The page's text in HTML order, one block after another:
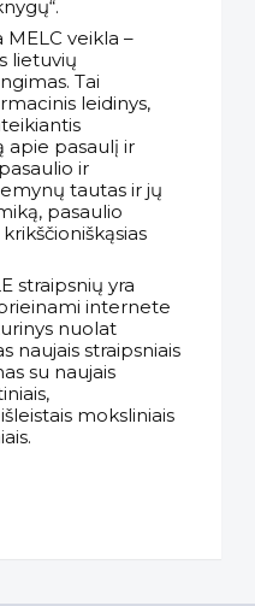
MELC veikla –
lietuvių
Tai
leidinys,
apie pasaulį ir
ir
tautas ir jų
pasaulio
straipsnių yra
internete
nuolat
naujais straipsniais
su naujais
moksliniais